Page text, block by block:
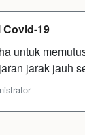
Covid-19
memutus
jarak jauh